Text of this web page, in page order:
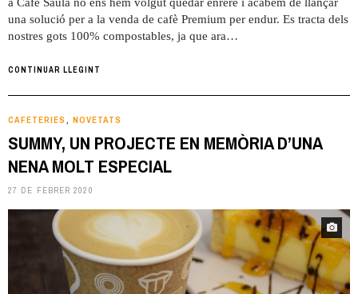
una solució per a la venda de cafè Premium per endur. Es tracta dels
nostres gots 100% compostables, ja que ara…
CONTINUAR LLEGINT
CAFETERIES NOVETATS
SUMMY, UN PROJECTE EN MEMÒRIA D’UNA
NENA MOLT ESPECIAL
27 DE FEBRER 2020